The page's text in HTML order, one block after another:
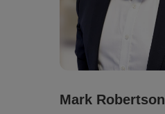
Mark Robertson